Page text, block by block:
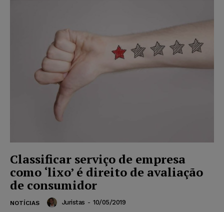
Classificar serviço de empresa
como ‘lixo’ é direito de avaliação
de consumidor
NOTÍCIAS Juristas - 10/05/2019